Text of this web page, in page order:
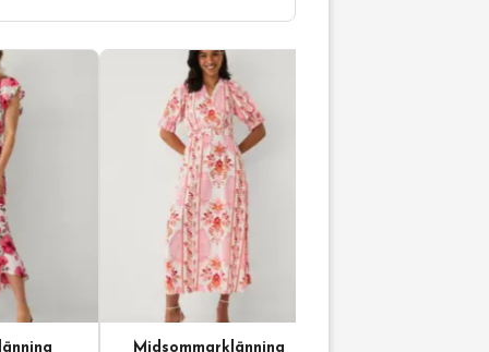
Midsommarklänning